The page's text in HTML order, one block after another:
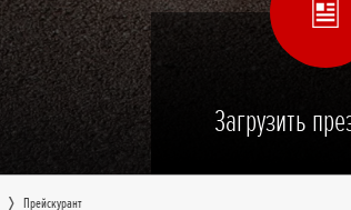
Загрузить
Прейскурант